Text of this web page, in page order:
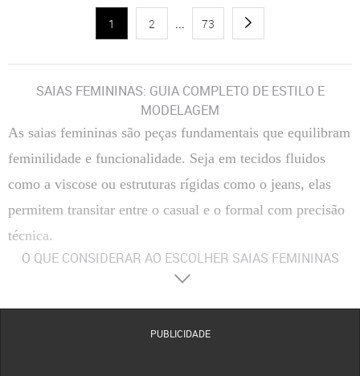
1 2 ... 73
SAIAS FEMININAS: GUIA COMPLETO DE ESTILO E
MODELAGEM
As saias femininas são peças fundamentais que equilibram
feminilidade e funcionalidade. Seja em tecidos fluidos
como a viscose ou estruturas rígidas como o jeans, elas
permitem transitar entre o casual e o formal com precisão
técnica.
O QUE CONSIDERAR AO ESCOLHER SAIAS FEMININAS
A escolha entre fibras naturais, como algodão e viscose, ou
Tecidos com elastano proporcionam maior flexibilidade, enquanto o crepe oferece uma
PUBLICIDADE